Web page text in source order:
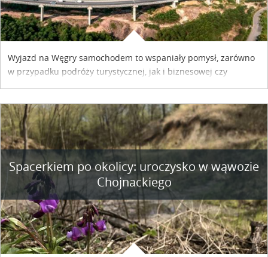
Wyjazd na Węgry samochodem to wspaniały pomysł, zarówno
w przypadku podróży turystycznej, jak i biznesowej czy
współpracy reklamowej z Hungary Vignette.
Spacerkiem po okolicy: uroczysko w wąwozie
Chojnackiego